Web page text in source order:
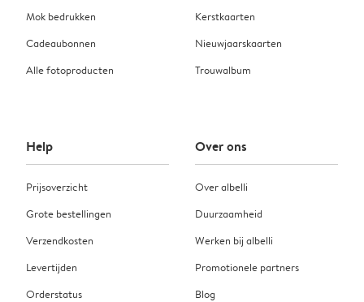
Mok bedrukken
Cadeaubonnen
Alle fotoproducten
Kerstkaarten
Nieuwjaarskaarten
Trouwalbum
Help
Prijsoverzicht
Grote bestellingen
Verzendkosten
Levertijden
Orderstatus
Over ons
Over albelli
Duurzaamheid
Werken bij albelli
Promotionele partners
Blog